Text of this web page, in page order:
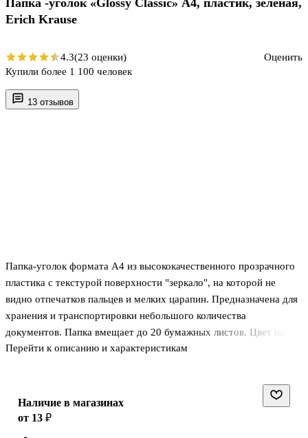
13 отзывов
Папка-уголок формата А4 из высококачественного прозрачного
пластика с текстурой поверхности "зеркало", на которой не
видно отпечатков пальцев и мелких царапин. Предназначена для
хранения и транспортировки небольшого количества
документов. Папка вмещает до 20 бумажных листов. Цвет папки
- зеленый. Размер - 220х310мм,толщина - 0.16мм.
Перейти к описанию и характеристикам
Папка -уголок «Glossy Classic» А4, пластик, зеленая,
Erich Krause
4.3(23 оценки)
Оценить
Купили более 1 100 человек
Наличие в магазинах
от 13 ₽